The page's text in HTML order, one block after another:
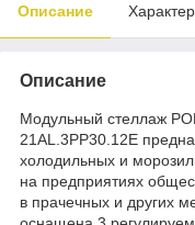
Описание
Описание
Модульный стеллаж
21AL.3PP30.12Е
холодильных и
на предприятиях
в прачечных и других